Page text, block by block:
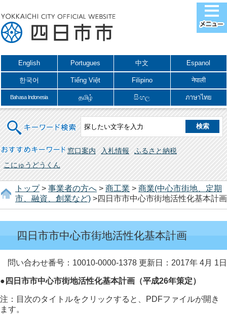
English Portugues 中文 Espanol
한국어 Tiếng Việt Filipino नेपाली
Bahasa Indonesia தமிழ் සිංහල ภาษาไทย
キーワード検索
おすすめキーワード 窓口案内 入札情報
ふるさと納税
こにゅうどうくん
トップ> 事業者の方へ > 商工業 > 商業(中心市街地、定期
市、融資、創業など) >四日市市中心市街地活性化基本計画
四日市市中心市街地活性化基本計画
問い合わせ番号：10010-0000-1378 更新日：2017年 4月 1日
●四日市市中心市街地活性化基本計画（平成26年策定）
注：目次のタイトルをクリックすると、PDFファイルが開き
ます。